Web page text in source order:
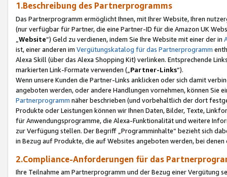
1.Beschreibung des Partnerprogramms
Das Partnerprogramm ermöglicht Ihnen, mit Ihrer Website, Ihren
(nur verfügbar für Partner, die eine Partner-ID für die Amazon UK
Website“) Geld zu verdienen, indem Sie Ihre Website mit einer der in
ist, einer anderen im Vergütungskatalog für das Partnerprogramm
Alexa Skill (über das Alexa Shopping Kit) verlinken. Entsprechende
markierten Link-Formate verwenden („ Partner-Links“).
Wenn unsere Kunden die Partner-Links anklicken oder sich damit
angeboten werden, oder andere Handlungen vornehmen, können Sie
Partnerprogramm näher beschrieben (und vorbehaltlich der dort
Produkte oder Leistungen können wir Ihnen Daten, Bilder, Texte,
für Anwendungsprogramme, die Alexa-Funktionalität und weitere
zur Verfügung stellen. Der Begriff „Programminhalte“ bezieht sich
in Bezug auf Produkte, die auf Websites angeboten werden, bei
2.Compliance-Anforderungen für das
Ihre Teilnahme am Partnerprogramm und der Bezug einer Vergütung